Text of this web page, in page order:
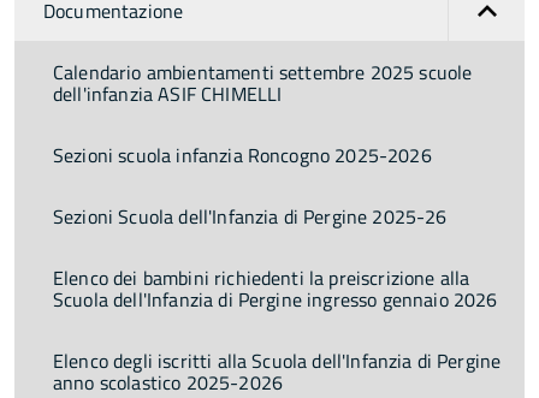
Documentazione
Calendario ambientamenti settembre 2025 scuole
dell'infanzia ASIF CHIMELLI
Sezioni scuola infanzia Roncogno 2025-2026
Sezioni Scuola dell'Infanzia di Pergine 2025-26
Elenco dei bambini richiedenti la preiscrizione alla
Scuola dell'Infanzia di Pergine ingresso gennaio 2026
Elenco degli iscritti alla Scuola dell'Infanzia di Pergine
anno scolastico 2025-2026